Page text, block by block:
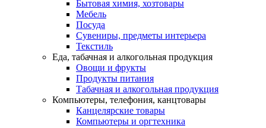
Бытовая химия, хозтовары
Мебель
Посуда
Сувениры, предметы интерьера
Текстиль
Еда, табачная и алкогольная продукция
Овощи и фрукты
Продукты питания
Табачная и алкогольная продукция
Компьютеры, телефония, канцтовары
Канцелярские товары
Компьютеры и оргтехника